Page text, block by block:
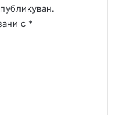
с *